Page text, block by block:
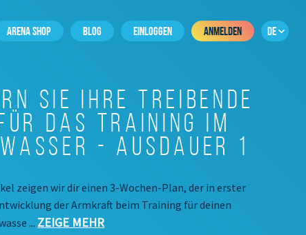
ARENA SHOP BLOG EINLOGGEN ANMELDEN DE
Sie Ihre treibende
das Training im
- Ausdauer 1
zeigen wir dir einen 3-Wochen-Plan, der in erster
der Armkraft beim Training für deinen
... ZEIGE MEHR